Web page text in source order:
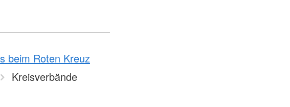
beim Roten Kreuz
Kreisverbände